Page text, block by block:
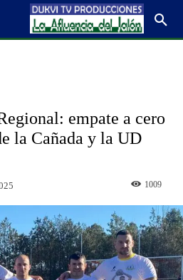
empate a cero
la Cañada y la UD
1009